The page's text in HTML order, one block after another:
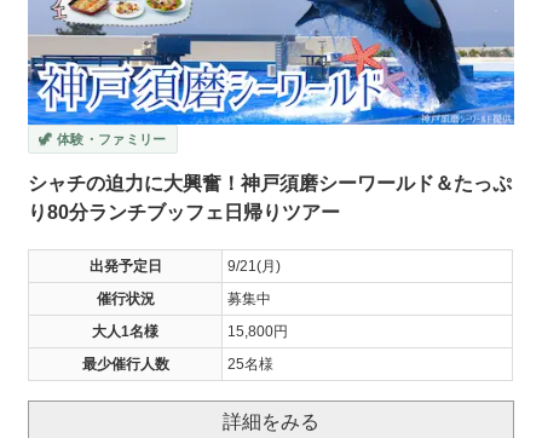
🦖 体験・ファミリー
シャチの迫力に大興奮！神戸須磨シーワールド＆たっぷ
り80分ランチブッフェ日帰りツアー
出発予定日
9/21(月)
催行状況
募集中
大人1名様
15,800円
最少催行人数
25名様
詳細をみる